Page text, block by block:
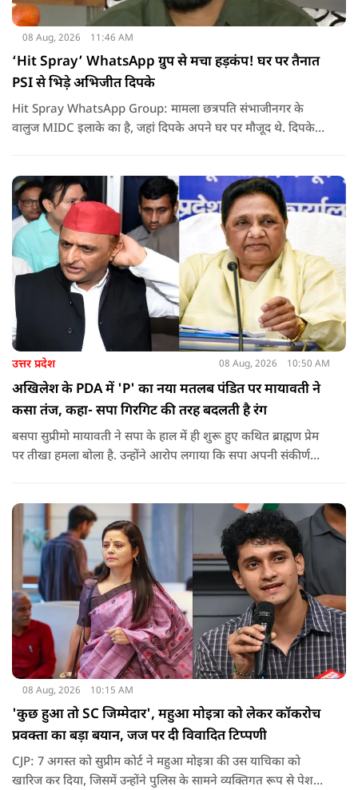
08 Aug, 2026 11:46 AM
‘Hit Spray’ WhatsApp ग्रुप से मचा हड़कंप! घर पर तैनात
PSI से भिड़े अभिजीत दिपके
Hit Spray WhatsApp Group: मामला छत्रपति संभाजीनगर के
वालुज MIDC इलाके का है, जहां दिपके अपने घर पर मौजूद थे. दिपके
को लेकर दिपके की पुलिस अधिकारी से तीखी बहस हो गई.
उत्तर प्रदेश 08 Aug, 2026 10:50 AM
अखिलेश के PDA में 'P' का नया मतलब पंडित पर मायावती ने
कसा तंज, कहा- सपा गिरगिट की तरह बदलती है रंग
बसपा सुप्रीमो मायावती ने सपा के हाल में ही शुरू हुए कथित ब्राह्मण प्रेम
पर तीखा हमला बोला है. उन्होंने आरोप लगाया कि सपा अपनी संकीर्ण
08 Aug, 2026 10:15 AM
'कुछ हुआ तो SC जिम्मेदार', महुआ मोइत्रा को लेकर कॉकरोच
प्रवक्ता का बड़ा बयान, जज पर दी विवादित टिप्पणी
CJP: 7 अगस्त को सुप्रीम कोर्ट ने महुआ मोइत्रा की उस याचिका को
खारिज कर दिया, जिसमें उन्होंने पुलिस के सामने व्यक्तिगत रूप से पेश